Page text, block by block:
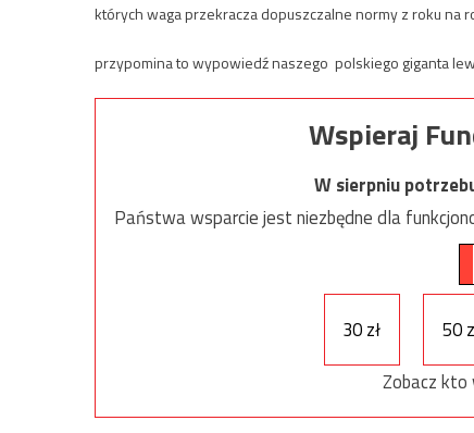
których waga przekracza dopuszczalne normy z roku na
przypomina to wypowiedź naszego polskiego giganta
Wspieraj
W sierpniu
Państwa wsparcie jest niezbędne dla
30 zł 50
Zobacz kto